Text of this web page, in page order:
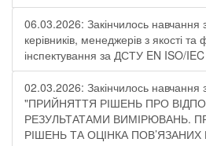
06.03.2026: Закінчилось навчання
керівників, менеджерів з якості та
інспектування за ДСТУ EN ISO/
02.03.2026: Закінчилось навчання
"ПРИЙНЯТТЯ РІШЕНЬ ПРО
РЕЗУЛЬТАТАМИ ВИМІРЮВАНЬ.
РІШЕНЬ ТА ОЦІНКА ПОВ’ЯЗАНИХ